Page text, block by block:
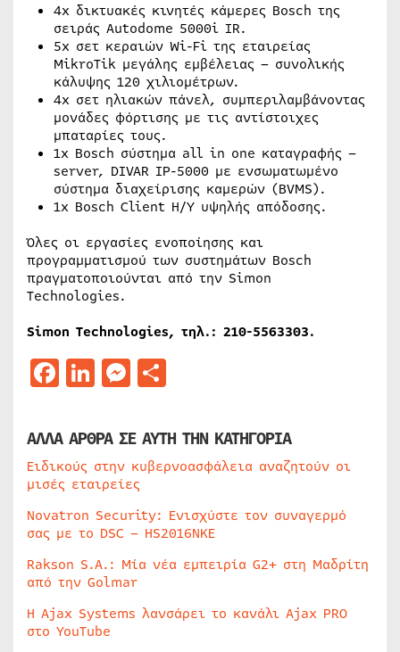
4x δικτυακές κινητές κάμερες Bosch της
σειράς Autodome 5000i IR.
5x σετ κεραιών Wi-Fi της εταιρείας
MikroTik μεγάλης εμβέλειας – συνολικής
κάλυψης 120 χιλιομέτρων.
4x σετ ηλιακών πάνελ, συμπεριλαμβάνοντας
μονάδες φόρτισης με τις αντίστοιχες
μπαταρίες τους.
1x Bosch σύστημα all in one καταγραφής –
server, DIVAR IP-5000 με ενσωματωμένο
σύστημα διαχείρισης καμερών (BVMS).
1x Bosch Client H/Y υψηλής απόδοσης.
Όλες οι εργασίες ενοποίησης και
προγραμματισμού των συστημάτων Bosch
πραγματοποιούνται από την Simon
Technologies.
Simon Technologies, τηλ.: 210-5563303.
Facebook
LinkedIn
Messenger
ΑΛΛΑ ΑΡΘΡΑ ΣΕ ΑΥΤΗ ΤΗΝ ΚΑΤΗΓΟΡΙΑ
Ειδικούς στην κυβερνοασφάλεια αναζητούν οι
μισές εταιρείες
Novatron Security: Ενισχύστε τον συναγερμό
σας με το DSC – HS2016NKE
Rakson S.A.: Μία νέα εμπειρία G2+ στη Μαδρίτη
από την Golmar
Η Ajax Systems λανσάρει το κανάλι Ajax PRO
στο YouTube